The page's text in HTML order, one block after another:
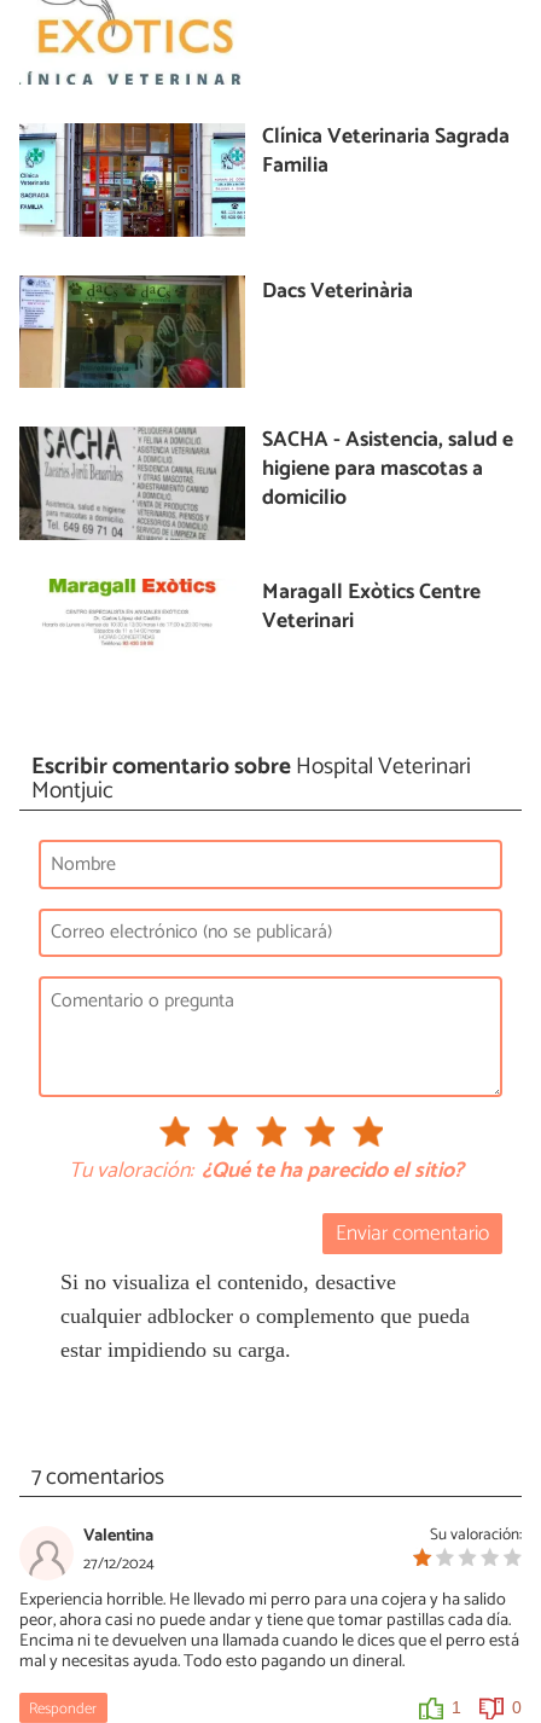
Clínica Veterinaria Sagrada
Familia
Dacs Veterinària
SACHA - Asistencia, salud e
higiene para mascotas a
domicilio
Maragall Exòtics Centre
Veterinari
Escribir comentario sobreHospital Veterinari
Montjuïc
Tu valoración: ¿Qué te ha parecido el sitio?
Enviar comentario
Si no visualiza el contenido, desactive
cualquier adblocker o complemento que pueda
estar impidiendo su carga.
7 comentarios
Su valoración:
Valentina
27/12/2024
Experiencia horrible. He llevado mi perro para una cojera y ha salido
peor, ahora casi no puede andar y tiene que tomar pastillas cada día.
Encima ni te devuelven una llamada cuando le dices que el perro está
mal y necesitas ayuda. Todo esto pagando un dineral.
Responder 1 0